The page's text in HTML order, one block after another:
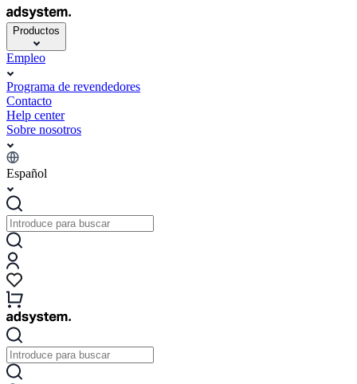
Productos
Empleo
Programa de revendedores
Contacto
Help center
Sobre nosotros
Español